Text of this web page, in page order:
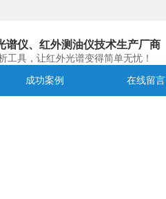
谱仪、红外测油仪技术生产厂商
工具，让红外光谱变得简单无忧！
成功案例 在线留言